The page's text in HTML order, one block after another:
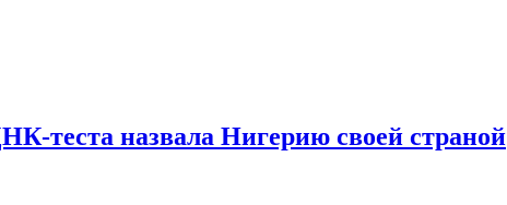
теста назвала Нигерию своей страной